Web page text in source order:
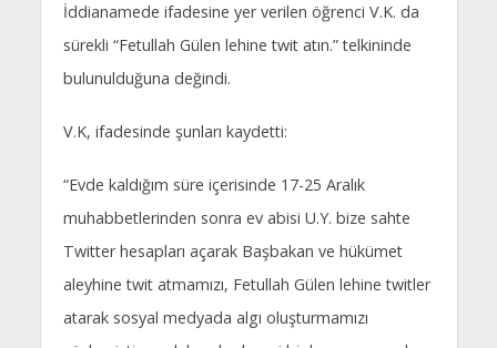
İddianamede ifadesine yer verilen öğrenci V.K. da
sürekli “Fetullah Gülen lehine twit atın.” telkininde
bulunulduğuna değindi.
V.K, ifadesinde şunları kaydetti:
“Evde kaldığım süre içerisinde 17-25 Aralık
muhabbetlerinden sonra ev abisi U.Y. bize sahte
Twitter hesapları açarak Başbakan ve hükümet
aleyhine twit atmamızı, Fetullah Gülen lehine twitler
atarak sosyal medyada algı oluşturmamızı